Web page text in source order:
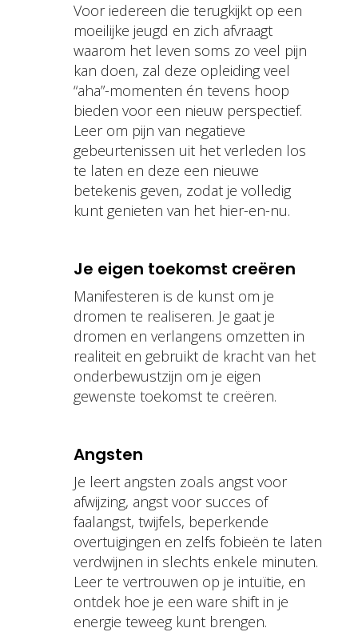
Voor iedereen die terugkijkt op een
moeilijke jeugd en zich afvraagt
waarom het leven soms zo veel pijn
kan doen, zal deze opleiding veel
“aha”-momenten én tevens hoop
bieden voor een nieuw perspectief.
Leer om pijn van negatieve
gebeurtenissen uit het verleden los
te laten en deze een nieuwe
betekenis geven, zodat je volledig
kunt genieten van het hier-en-nu.
Je eigen toekomst creëren
Manifesteren is de kunst om je
dromen te realiseren. Je gaat je
dromen en verlangens omzetten in
realiteit en gebruikt de kracht van het
onderbewustzijn om je eigen
gewenste toekomst te creëren.
Angsten
Je leert angsten zoals angst voor
afwijzing, angst voor succes of
faalangst, twijfels, beperkende
overtuigingen en zelfs fobieën te laten
verdwijnen in slechts enkele minuten.
Leer te vertrouwen op je intuïtie, en
ontdek hoe je een ware shift in je
energie teweeg kunt brengen.